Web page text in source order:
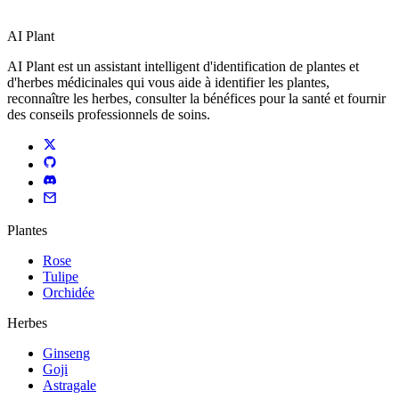
AI Plant
AI Plant est un assistant intelligent d'identification de plantes et
d'herbes médicinales qui vous aide à identifier les plantes,
reconnaître les herbes, consulter la bénéfices pour la santé et fournir
des conseils professionnels de soins.
Plantes
Rose
Tulipe
Orchidée
Herbes
Ginseng
Goji
Astragale